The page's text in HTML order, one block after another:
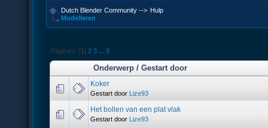
Dutch Blender Community --> Hulp
Modelleren
Pagina's: [1]2 3 ...9
Onderwerp /Gestart door
Koker
Gestart door Lize93
Het bollen van een plat vlak
Gestart door Lize93